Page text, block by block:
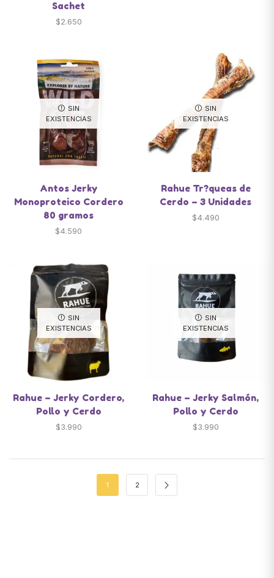
Sachet
$2.650
SIN
EXISTENCIAS
Antos Jerky
Monoproteico Cordero
80 gramos
$4.590
SIN
EXISTENCIAS
Rahue Tr?queas de
Cerdo – 3 Unidades
$4.490
SIN
EXISTENCIAS
Rahue – Jerky Cordero,
Pollo y Cerdo
$3.990
SIN
EXISTENCIAS
Rahue – Jerky Salmón,
Pollo y Cerdo
$3.990
1 2